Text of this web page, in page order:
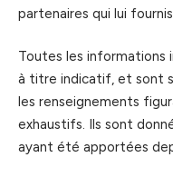
partenaires qui lui
Toutes les informations
à titre indicatif, et sont
les renseignements
exhaustifs. Ils sont
ayant été apportées